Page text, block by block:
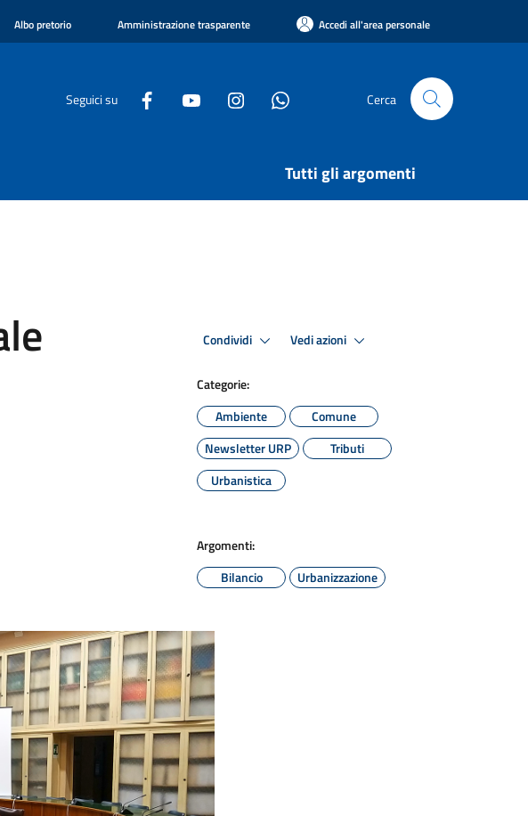
Albo pretorio Amministrazione trasparente Accedi all'area personale
Seguici su Cerca
Tutti gli argomenti
Condividi Vedi azioni
Categorie:
Ambiente
Comune
Newsletter URP
Tributi
Urbanistica
Argomenti:
Bilancio
Urbanizzazione